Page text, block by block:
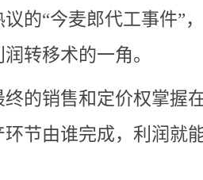
的“今麦郎代工事件”
转移术的一角。
的销售和定价权掌握
环节由谁完成，利润就